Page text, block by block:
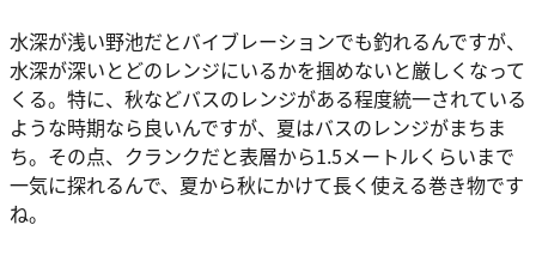
水深が浅い野池だとバイブレーションでも釣れるんですが、
水深が深いとどのレンジにいるかを掴めないと厳しくなって
くる。特に、秋などバスのレンジがある程度統一されている
ような時期なら良いんですが、夏はバスのレンジがまちま
ち。その点、クランクだと表層から1.5メートルくらいまで
一気に探れるんで、夏から秋にかけて長く使える巻き物です
ね。